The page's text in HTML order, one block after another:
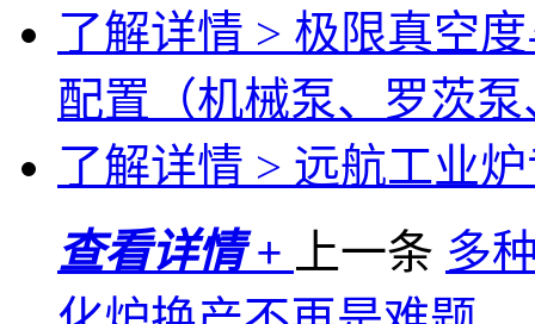
了解详情 > 极限真空
配置（机械泵、罗茨
了解详情 > 远航工业
查看详情 +
上一条 多